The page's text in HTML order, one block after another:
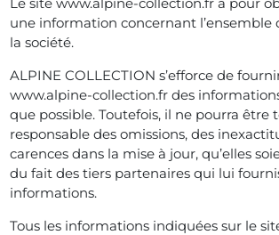
une information concernant l’ensemble
la société.
ALPINE COLLECTION s’efforce de
www.alpine-collection.fr des
que possible. Toutefois, il ne pourra être
responsable des omissions, des
carences dans la mise à jour, qu’elles
du fait des tiers partenaires qui lui
informations.
Tous les informations indiquées sur le